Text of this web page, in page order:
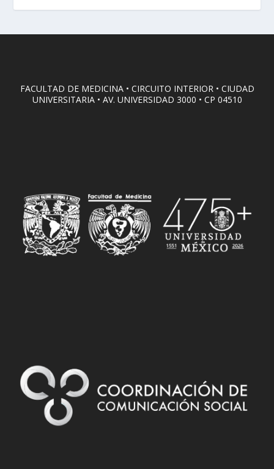
FACULTAD DE MEDICINA • CIRCUITO INTERIOR • CIUDAD
UNIVERSITARIA • AV. UNIVERSIDAD 3000 • CP 04510